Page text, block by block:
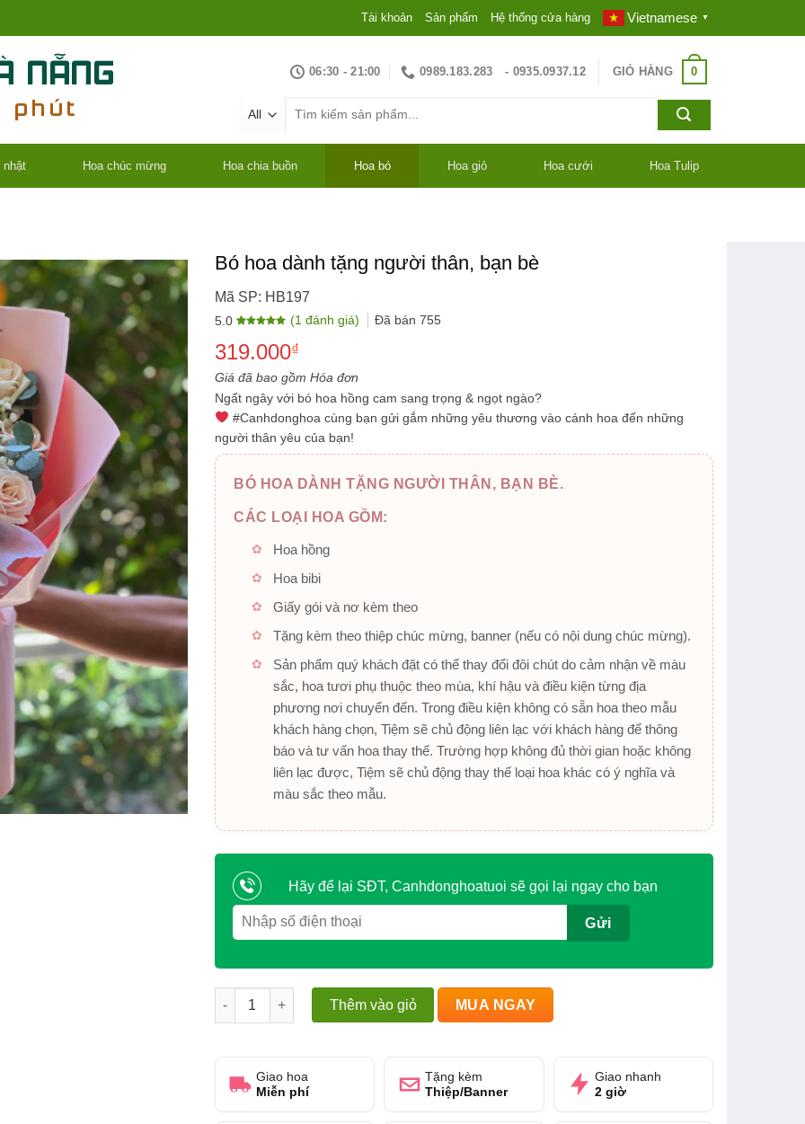
Tài khoản Sản phẩm Hệ thống cửa hàng Vietnamese ▼
06:30 - 21:00 0989.183.283 - 0935.0937.12 GIỎ HÀNG 0
kiếm:
nhật Hoa chúc mừng Hoa chia buồn Hoa bó Hoa giỏ Hoa cưới Hoa Tulip
Bó hoa dành tặng người thân, bạn bè
Mã SP: HB197
5.0
dựa trên
đánh giá
(1 đánh giá) Đã bán 755
319.000₫
Giá đã bao gồm Hóa đơn
Ngất ngây với bó hoa hồng cam sang trọng & ngọt ngào?
#Canhdonghoa cùng bạn gửi gắm những yêu thương vào cánh hoa đến những
người thân yêu của bạn!
BÓ HOA DÀNH TẶNG NGƯỜI THÂN, BẠN BÈ.
CÁC LOẠI HOA GỒM:
Hoa hồng
Hoa bibi
Giấy gói và nơ kèm theo
Tặng kèm theo thiệp chúc mừng, banner (nếu có nội dung chúc mừng).
Sản phẩm quý khách đặt có thể thay đổi đôi chút do cảm nhận về màu
sắc, hoa tươi phụ thuộc theo mùa, khí hậu và điều kiện từng địa
phương nơi chuyển đến. Trong điều kiện không có sẵn hoa theo mẫu
khách hàng chọn, Tiệm sẽ chủ động liên lạc với khách hàng để thông
báo và tư vấn hoa thay thế. Trường hợp không đủ thời gian hoặc không
liên lạc được, Tiệm sẽ chủ động thay thế loại hoa khác có ý nghĩa và
màu sắc theo mẫu.
Hãy để lại SĐT, Canhdonghoatuoi sẽ gọi lại ngay cho bạn
Bó hoa dành tặng người thân, bạn bè số lượng
Thêm vào giỏ MUA NGAY
Giao hoa
Miễn phí
Tặng kèm
Thiệp/Banner
Giao nhanh
2 giờ